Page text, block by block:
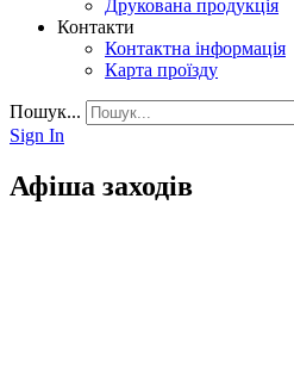
Друкована продукція
Контакти
Контактна інформація
Карта проїзду
Пошук...
Sign In
Афіша заходів